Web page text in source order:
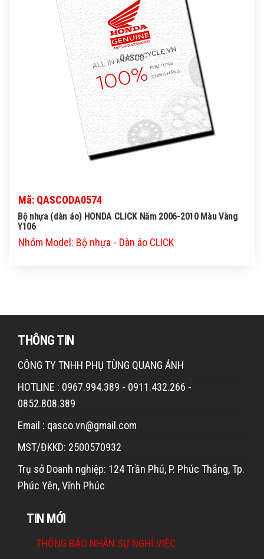
QASCO
Mã: QASCODA0574
Bộ nhựa (dàn áo) HONDA CLICK Năm 2006-2010 Màu Vàng
Y106
Nhóm Model: Bộ nhựa - Dàn áo CLICK
THÔNG TIN
CÔNG TY TNHH PHỤ TÙNG QUANG ÁNH
HOTLINE : 0967.994.389 - 0911.432.266 -
0852.808.389
Email : qasco.vn@gmail.com
MST/ĐKKD: 2500570932
Trụ sở Doanh nghiệp: 124 Trần Phú, P. Phúc Thắng, Tp.
Phúc Yên, Vĩnh Phúc
TIN MỚI
THÔNG BÁO NHÂN SỰ NGHỈ VIỆC